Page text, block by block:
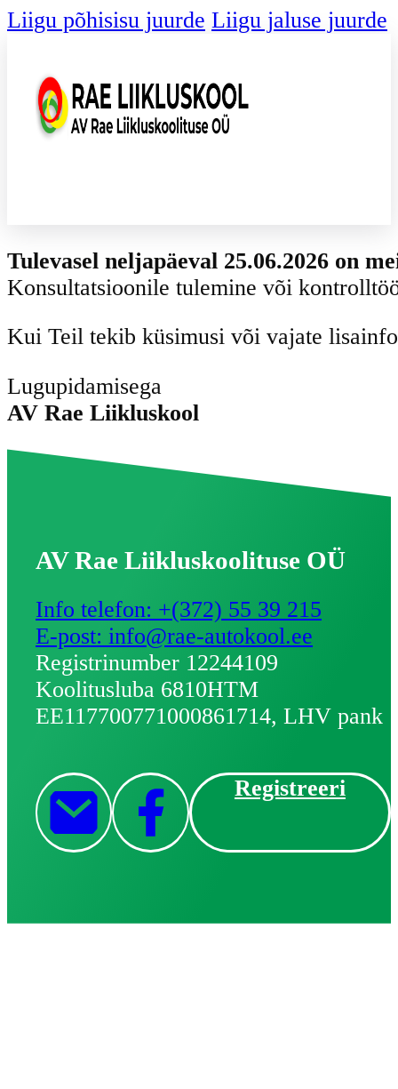
Liigu põhisisu juurde Liigu jaluse juurde
Tulevasel neljapäeval 25.06.2026 on
Konsultatsioonile tulemine või
Kui Teil tekib küsimusi või vajate
Lugupidamisega
AV Rae Liikluskool
AV Rae Liikluskoolituse OÜ
Info telefon: +(372) 55 39 215
E-post: info@rae-autokool.ee
Registrinumber 12244109
Koolitusluba 6810HTM
EE117700771000861714, LHV pank
Registreeri